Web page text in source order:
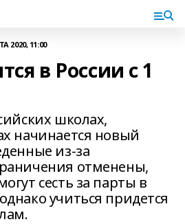
2020, 11:00
в России с 1
школах,
начинается новый
из-за
отменены,
сесть за парты в
учиться придется